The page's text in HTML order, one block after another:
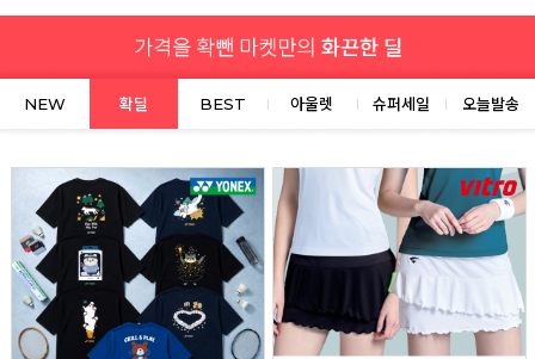
NEW 확딜 BEST 아울렛 슈퍼세일 오늘발송